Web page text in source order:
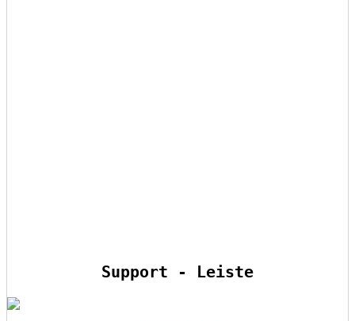
Support - Leiste